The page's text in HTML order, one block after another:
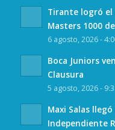
Tirante logró
Masters 1000
6 agosto, 2026 -
Boca Juniors
Clausura
5 agosto, 2026 -
Maxi Salas
Independiente